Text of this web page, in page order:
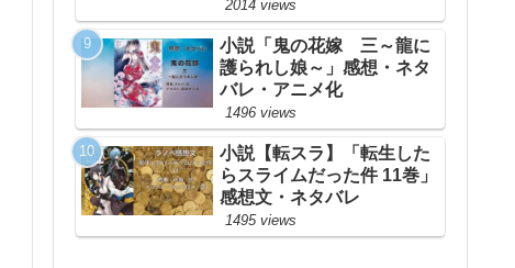
2014 views
小説「鬼の花嫁 三～龍に
護られし娘～」感想・ネタ
バレ・アニメ化
1496 views
小説【転スラ】「転生した
らスライムだった件 11巻」
感想文・ネタバレ
1495 views